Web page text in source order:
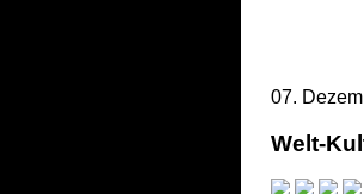
07.
Welt-